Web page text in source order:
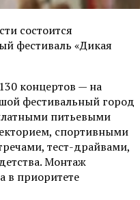
состоится
фестиваль «Дикая
концертов — на
фестивальный город
питьевыми
спортивными
тест-драйвами,
Монтаж
в приоритете